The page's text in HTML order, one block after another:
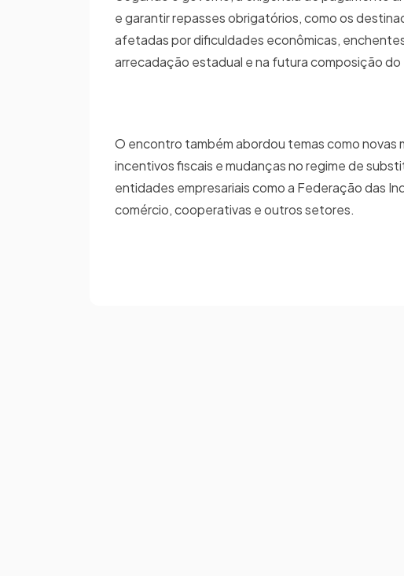
e garantir repasses obrigatórios, como os
afetadas por dificuldades econômicas,
arrecadação estadual e na futura composição
O encontro também abordou temas como novas
incentivos fiscais e mudanças no regime de
entidades empresariais como a Federação das
comércio, cooperativas e outros setores.